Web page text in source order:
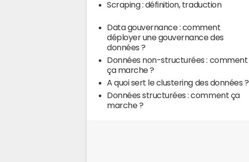
Scraping : définition, traduction
Data gouvernance : comment
déployer une gouvernance des
données ?
Données non-structurées : comment
ça marche ?
A quoi sert le clustering des données ?
Données structurées : comment ça
marche ?